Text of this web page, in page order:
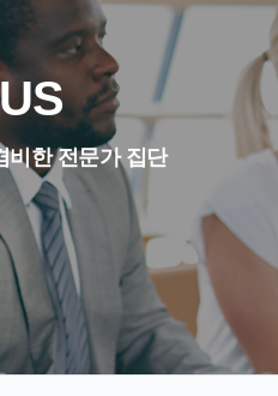
비한 전문가 집단